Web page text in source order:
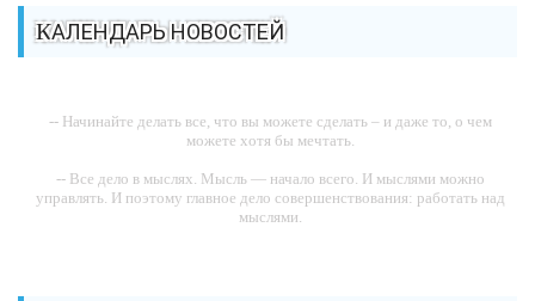
КАЛЕНДАРЬ НОВОСТЕЙ
-- Начинайте делать все, что вы можете сделать – и даже то, о чем
можете хотя бы мечтать.
-- Все дело в мыслях. Мысль — начало всего. И мыслями можно
управлять. И поэтому главное дело совершенствования: работать над
мыслями.